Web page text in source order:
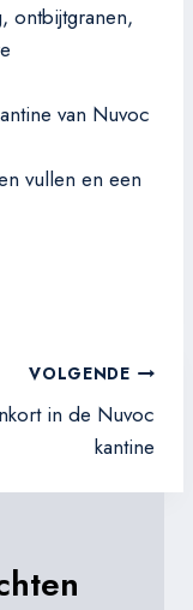
ontbijtgranen,
van Nuvoc
vullen en een
VOLGENDE
in de Nuvoc
kantine